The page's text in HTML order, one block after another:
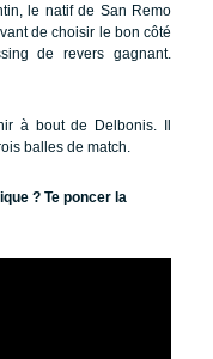
le natif de San Remo
de choisir le bon côté
de revers gagnant.
à bout de Delbonis. Il
balles de match.
? Te poncer la